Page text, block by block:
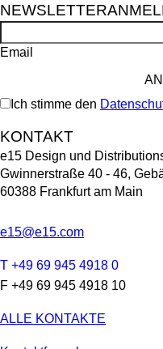
Email
Ich stimme den
KONTAKT
e15 Design und
Gwinnerstraße 40 - 46,
60388 Frankfurt am Main
e15@e15.com
T +49 69 945 4918 0
F +49 69 945 4918 10
ALLE KONTAKTE